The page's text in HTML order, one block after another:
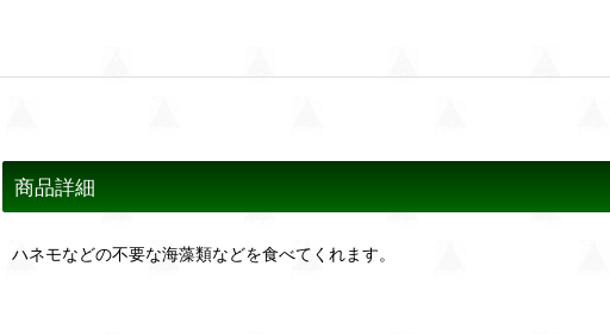
商品詳細
ハネモなどの不要な海藻類などを食べてくれます。